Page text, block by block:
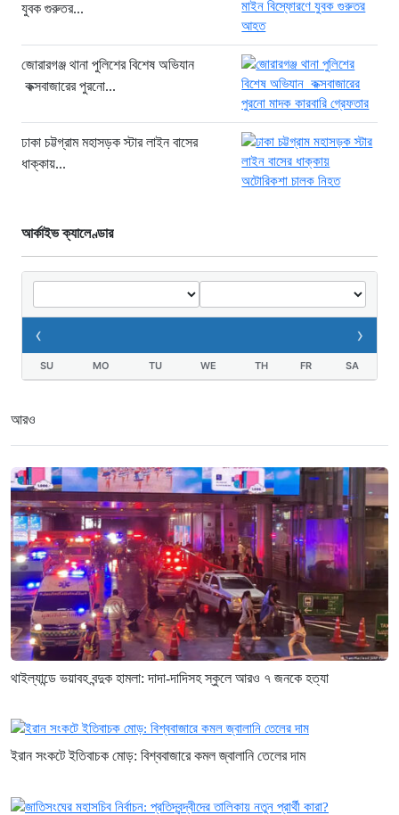
“ইলিয়াস আলীকে অপহরণ-হত্যা মামলা:
সাইফুর রহমান গ্রেপ্তার হচ্ছেন”
খাগড়াছড়ি রামগড় পুলিশের অভিযানে: ১৫
পিস ইয়াবাসহ যুবক গ্রেপ্তার
যুবক গুরুতর...
জোরারগঞ্জ থানা পুলিশের বিশেষ অভিযান
কক্সবাজারের পুরনো...
ঢাকা চট্টগ্রাম মহাসড়ক স্টার লাইন বাসের
ধাক্কায়...
আর্কাইভ ক্যালেণ্ডার
‹ ›
SU MO TU WE TH FR SA
আরও
থাইল্যান্ডে ভয়াবহ বন্দুক হামলা: দাদা-দাদিসহ স্কুলে আরও ৭ জনকে হত্যা
ইরান সংকটে ইতিবাচক মোড়: বিশ্ববাজারে কমল জ্বালানি তেলের দাম